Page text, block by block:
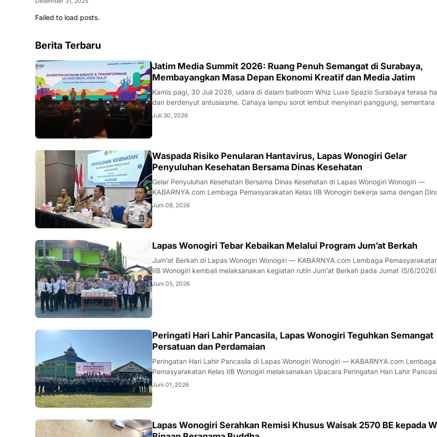
Failed to load posts.
Berita Terbaru
SURABAYA
Jatim Media Summit 2026: Ruang Penuh Semangat di Surabaya,
Membayangkan Masa Depan Ekonomi Kreatif dan Media Jatim
Kamis pagi, 30 Juli 2026, udara di dalam ballroom Whiz Luxe Spazio Surabaya terasa
dan berdenyut antusiasme. Cahaya lampu sorot lembut menyinari panggung, sementara di
bagian depan, layar LED raksasa berpendar warna-warni dengan tulisan tegas yang
Juli 30, 2026
WONOGIRI
Waspada Risiko Penularan Hantavirus, Lapas Wonogiri Gelar
Penyuluhan Kesehatan Bersama Dinas Kesehatan
Gelar Penyuluhan Kesehatan Bersama Dinas Kesehatan di Lapas Wonogiri Wonogiri —
KABARNYA.com Lembaga Pemasyarakatan Kelas IIB Wonogiri bekerja sama dengan Dinas
Kesehatan Kabupaten Wonogiri menggelar kegiatan penyuluhan kesehatan tentang
Juni 08, 2026
WONOGIRI Lapas Wonogiri Tebar Kebaikan Melalui Program Jum’at Berkah
Jum’at Berkah di Lapas Wonogiri Wonogiri — KABARNYA.com Lembaga Pemasyarakatan Kelas
IIB Wonogiri kembali melaksanakan kegiatan rutin Jum’at Berkah pada Jumat (5/6/2026)
sebagai wujud kepedulian sosial kepada masyarakat. Kegiatan diawali dengan apel pagi
Juni 05, 2026
WONOGIRI
Peringati Hari Lahir Pancasila, Lapas Wonogiri Teguhkan Semangat
Persatuan dan Perdamaian
Peringatan Hari Lahir Pancasila di Lapas Wonogiri Wonogiri — KABARNYA.com Lembaga
Pemasyarakatan Kelas IIB Wonogiri melaksanakan Upacara Peringatan Hari Lahir
Tahun 2026 pada Senin (1/6/2026) di lapangan dalam Lapas Wonogiri. Kegiatan yang
Juni 01, 2026
Lapas Wonogiri Serahkan Remisi Khusus Waisak 2570 BE kepada